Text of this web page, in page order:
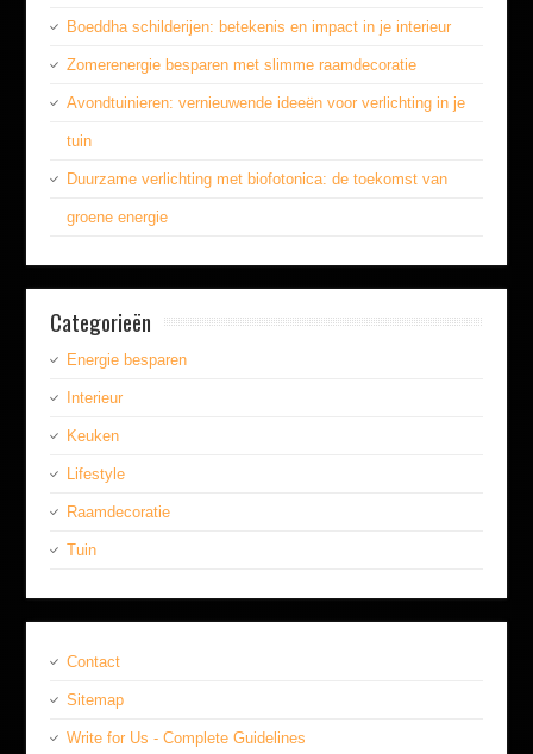
Boeddha schilderijen: betekenis en impact in je interieur
Zomerenergie besparen met slimme raamdecoratie
Avondtuinieren: vernieuwende ideeën voor verlichting in je
tuin
Duurzame verlichting met biofotonica: de toekomst van
groene energie
Categorieën
Energie besparen
Interieur
Keuken
Lifestyle
Raamdecoratie
Tuin
Contact
Sitemap
Write for Us - Complete Guidelines